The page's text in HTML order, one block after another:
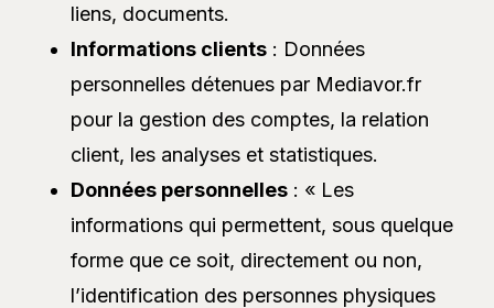
liens, documents.
Informations clients : Données
personnelles détenues par Mediavor.fr
pour la gestion des comptes, la relation
client, les analyses et statistiques.
Données personnelles : « Les
informations qui permettent, sous quelque
forme que ce soit, directement ou non,
l’identification des personnes physiques